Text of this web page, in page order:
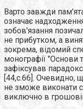
Варто завжди
означає
зобов'язання
не прибутком, а
зокрема, відомий
монографії "Основи
зафіксував
[44,c.66]. Очевидно,
не зможе виконати
виключно в